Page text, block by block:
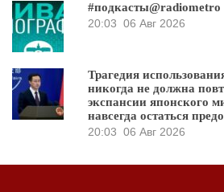
#подкасты@radiometro
20:03 06 Авг 2026
Трагедия
никогда не должна
экспансии японского
навсегда остаться
20:03 06 Авг 2026